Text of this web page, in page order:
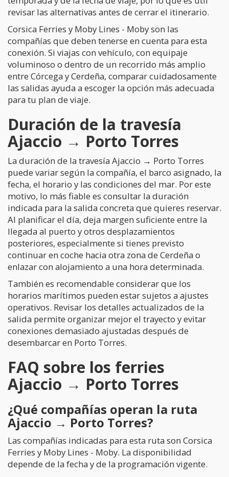
revisar las alternativas antes de cerrar el itinerario.
Corsica Ferries y Moby Lines - Moby son las
compañías que deben tenerse en cuenta para esta
conexión. Si viajas con vehículo, con equipaje
voluminoso o dentro de un recorrido más amplio
entre Córcega y Cerdeña, comparar cuidadosamente
las salidas ayuda a escoger la opción más adecuada
para tu plan de viaje.
Duración de la travesía
Ajaccio → Porto Torres
La duración de la travesía Ajaccio → Porto Torres
puede variar según la compañía, el barco asignado, la
fecha, el horario y las condiciones del mar. Por este
motivo, lo más fiable es consultar la duración
indicada para la salida concreta que quieres reservar.
Al planificar el día, deja margen suficiente entre la
llegada al puerto y otros desplazamientos
posteriores, especialmente si tienes previsto
continuar en coche hacia otra zona de Cerdeña o
enlazar con alojamiento a una hora determinada.
También es recomendable considerar que los
horarios marítimos pueden estar sujetos a ajustes
operativos. Revisar los detalles actualizados de la
salida permite organizar mejor el trayecto y evitar
conexiones demasiado ajustadas después de
desembarcar en Porto Torres.
FAQ sobre los ferries
Ajaccio → Porto Torres
¿Qué compañías operan la ruta
Ajaccio → Porto Torres?
Las compañías indicadas para esta ruta son Corsica
Ferries y Moby Lines - Moby. La disponibilidad
depende de la fecha y de la programación vigente.